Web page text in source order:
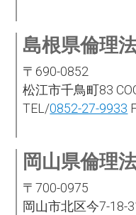
島根県倫理
〒690-0852
松江市千鳥町83
TEL/0852-27-9933
岡山県倫理
〒700-0975
岡山市北区今7-18-